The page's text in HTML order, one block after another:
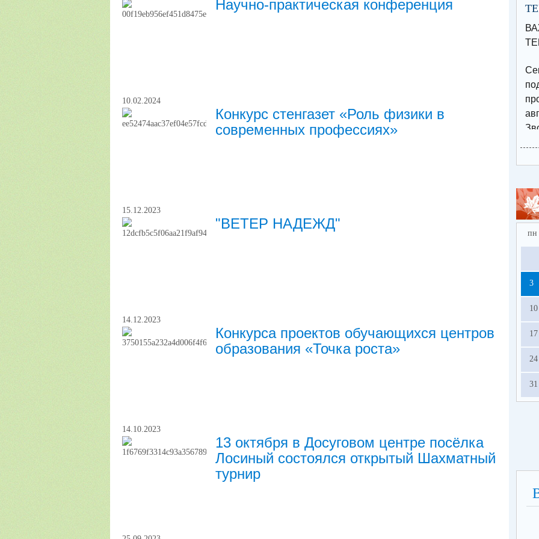
Научно-практическая конференция
10.02.2024
Конкурс стенгазет «Роль физики в
современных профессиях»
15.12.2023
"ВЕТЕР НАДЕЖД"
14.12.2023
Конкурса проектов обучающихся центров
образования «Точка роста»
14.10.2023
13 октября в Досуговом центре посёлка
Лосиный состоялся открытый Шахматный
турнир
пн
3
10
17
24
31